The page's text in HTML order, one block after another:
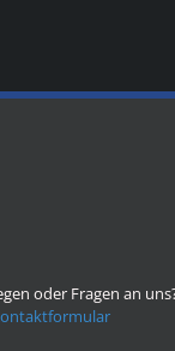
oder Fragen an